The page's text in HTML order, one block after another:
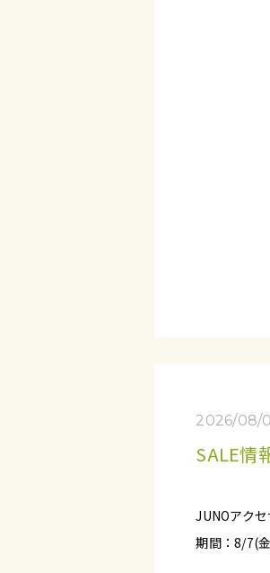
2026/08/
SALE情
JUNOアク
期間：8/7(